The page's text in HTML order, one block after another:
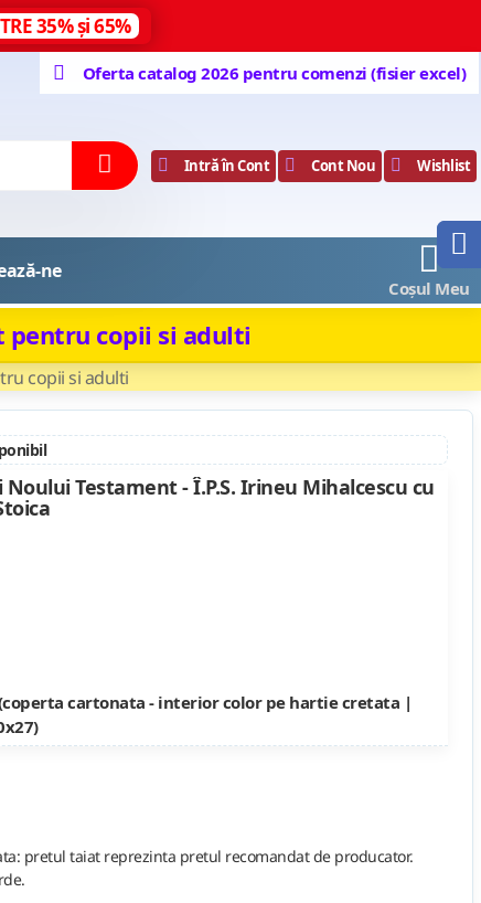
35% și 65%
Oferta catalog 2026 pentru comenzi (fisier excel)
Intră în Cont Cont Nou Wishlist
ne
Coșul Meu
copii si adulti
pentru copii si adulti
Testament - Î.P.S. Irineu Mihalcescu cu
cartonata - interior color pe hartie cretata |
pretul taiat reprezinta pretul recomandat de producator.